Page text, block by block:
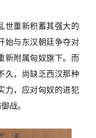
世重新积蓄其强大的
始与东汉朝廷争夺对
新附属匈奴旗下。而
久，尚缺乏西汉那种
力，应对匈奴的进犯
战。